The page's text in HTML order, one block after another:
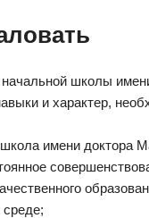
школы
и характер,
имени доктора
среде;